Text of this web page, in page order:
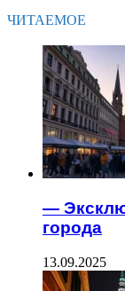
ЧИТАЕМОЕ
—
города
13.09.2025